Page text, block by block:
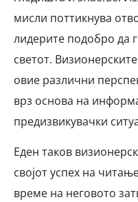
мисли поттикнува
лидерите подобро да
светот.
овие различни
врз основа на
предизвикувачки
Еден таков
својот успех на
време на неговото